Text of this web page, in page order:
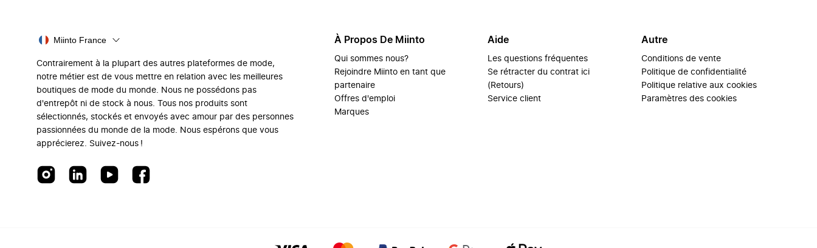
Miinto France
Contrairement à la plupart des autres plateformes de mode,
notre métier est de vous mettre en relation avec les meilleures
boutiques de mode du monde. Nous ne possédons pas
d'entrepôt ni de stock à nous. Tous nos produits sont
sélectionnés, stockés et envoyés avec amour par des personnes
passionnées du monde de la mode. Nous espérons que vous
apprécierez. Suivez-nous !
À Propos De Miinto
Qui sommes nous?
Rejoindre Miinto en tant que
partenaire
Offres d'emploi
Marques
Aide
Les questions fréquentes
Se rétracter du contrat ici
(Retours)
Service client
Autre
Conditions de vente
Politique de confidentialité
Politique relative aux cookies
Paramètres des cookies